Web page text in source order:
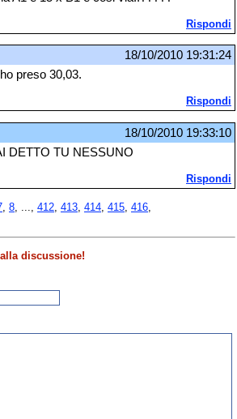
Rispondi
18/10/2010 19:31:24
preso 30,03.
Rispondi
18/10/2010 19:33:10
DETTO TU NESSUNO
Rispondi
, 8, ..., 412, 413, 414, 415, 416,
discussione!